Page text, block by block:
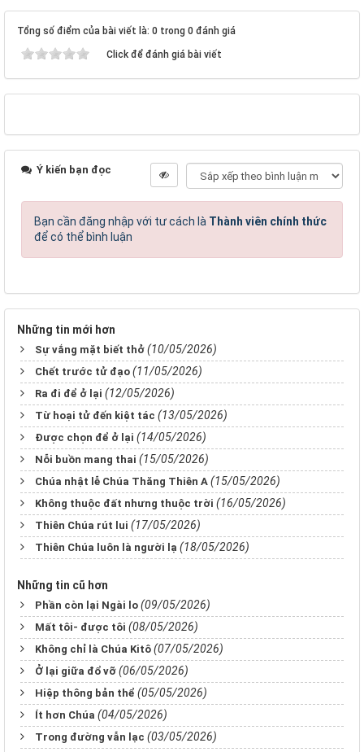
Tổng số điểm của bài viết là: 0 trong 0 đánh giá
Click để đánh giá bài viết
Ý kiến bạn đọc
Bạn cần đăng nhập với tư cách là Thành viên chính thức
để có thể bình luận
Những tin mới hơn
Sự vắng mặt biết thở (10/05/2026)
Chết trước tử đạo (11/05/2026)
Ra đi để ở lại (12/05/2026)
Từ hoại tử đến kiệt tác (13/05/2026)
Được chọn để ở lại (14/05/2026)
Nỗi buồn mang thai (15/05/2026)
Chúa nhật lễ Chúa Thăng Thiên A (15/05/2026)
Không thuộc đất nhưng thuộc trời (16/05/2026)
Thiên Chúa rút lui (17/05/2026)
Thiên Chúa luôn là người lạ (18/05/2026)
Những tin cũ hơn
Phần còn lại Ngài lo (09/05/2026)
Mất tôi- được tôi (08/05/2026)
Không chỉ là Chúa Kitô (07/05/2026)
Ở lại giữa đổ vỡ (06/05/2026)
Hiệp thông bản thể (05/05/2026)
Ít hơn Chúa (04/05/2026)
Trong đường vẫn lạc (03/05/2026)